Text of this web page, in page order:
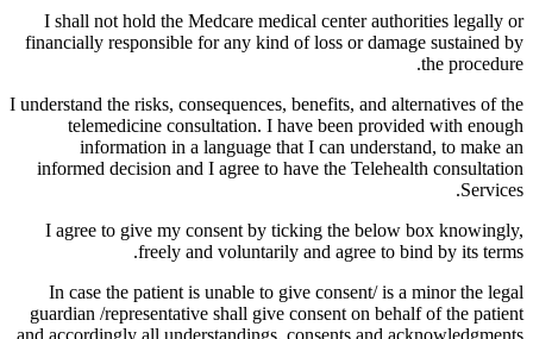
I shall not hold the Medcare medical center authorities legally or
financially responsible for any kind of loss or damage sustained by
the procedure.
I understand the risks, consequences, benefits, and alternatives of the
telemedicine consultation. I have been provided with enough
information in a language that I can understand, to make an
informed decision and I agree to have the Telehealth consultation
Services.
I agree to give my consent by ticking the below box knowingly,
freely and voluntarily and agree to bind by its terms.
In case the patient is unable to give consent/ is a minor the legal
guardian /representative shall give consent on behalf of the patient
and accordingly all understandings, consents and acknowledgments